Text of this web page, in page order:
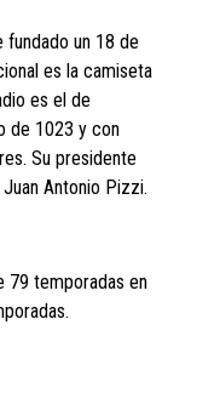
fundado un 18 de
es la camiseta
es el de
de 1023 y con
Su presidente
Antonio Pizzi.
79 temporadas en